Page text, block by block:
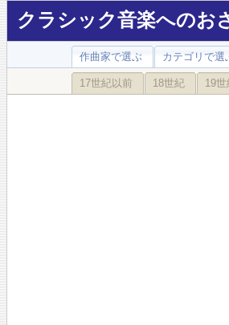
クラシック音楽へのお
作曲家で選ぶ カテゴリで選
17世紀以前 18世紀 19